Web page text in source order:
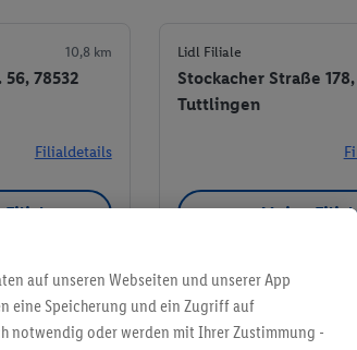
10,8 km
78532
Filialdetails
Filiale
Lidl Filiale
Stockacher Straße
Tuttlingen
Meine
auf unseren Webseiten und unserer App
eine Speicherung und ein Zugriff auf
notwendig oder werden mit Ihrer Zustimmung -